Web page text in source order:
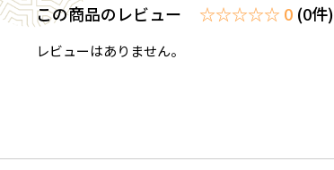
この商品のレビュー ☆☆☆☆☆ 0 (0件)
レビューはありません。